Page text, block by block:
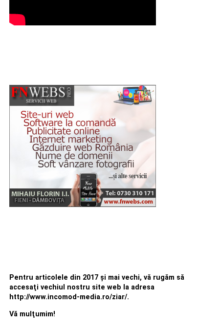
Pentru articolele din 2017 şi mai vechi, vă rugăm să
accesaţi vechiul nostru site web la adresa
http://www.incomod-media.ro/ziar/.
Vă mulţumim!